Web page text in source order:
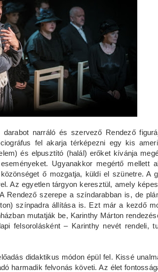
narráló és szervező Rendező
fel akarja térképezni egy kis
és elpusztító (halál) erőket kívánja
Ugyanakkor megértő mellett
ő mozgatja, küldi el szünetre. A
Az egyetlen tárgyon keresztül, amely
szerepe a színdarabban is, de
színpadra állítása is. Ezt már a kezdő
mutatják be, Karinthy Márton
felsorolásként – Karinthy nevét rendeli,
didaktikus módon épül fel. Kissé
harmadik felvonás követi. Az élet